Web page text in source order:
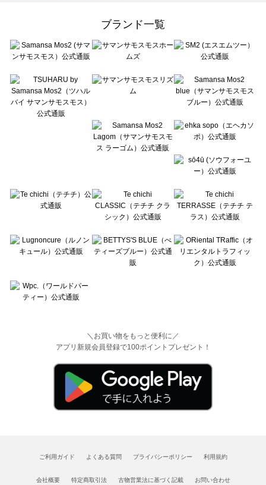
Te chichi（テチチ）の一覧
Te chichi CLASSIC（テチチ クラシック）の一覧
Lugnoncure（ルノンキュール）の一覧
BETTY'S BLUE（べティーズブルー）の一覧
Wpc.（ワールドパーティー）の一覧
ブランド一覧
＼お買い物をもっと便利に／
アプリ新規会員登録で100ポイントプレゼント！
ご利用ガイド よくある質問 プライバシーポリシー 利用規約
会社概要 特定商取引法 古物営業法に基づく記載 お問い合わせ